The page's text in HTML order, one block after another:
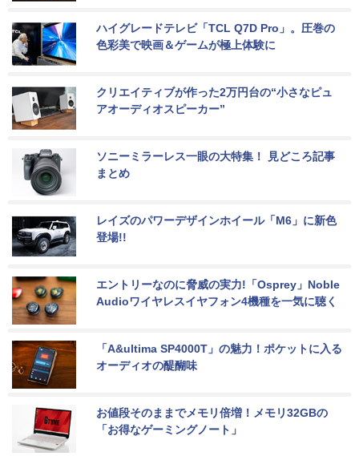
ハイグレードテレビ「TCL Q7D Pro」。圧巻の
色彩美で映画＆ゲームが極上体験に
クリエイティブが作った2万円台の“小さなピュ
アオーディオスピーカー”
ソニーミラーレス一眼の大特集！ 見どころ記事
まとめ
レイズのパワーデザインホイール「M6」に新色
登場!!
エントリーなのに脅威の実力!「Osprey」Noble
Audioワイヤレスイヤフォン4機種を一気に聴く
「A&ultima SP4000T」の魅力！ポケットに入る
オーディオの醍醐味
お値段そのままでメモリ倍増！メモリ32GBの
「お得なゲーミングノート」